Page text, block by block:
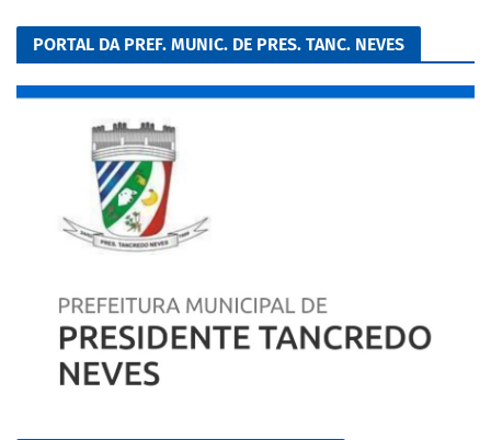
PORTAL DA PREF. MUNIC. DE PRES. TANC. NEVES